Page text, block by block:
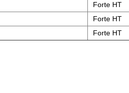
Forte HT
Forte HT
Forte HT